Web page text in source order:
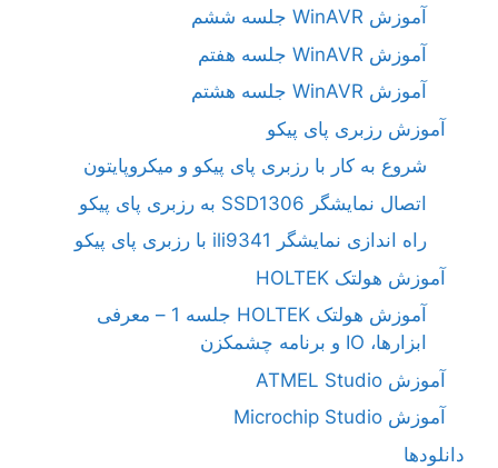
آموزش WinAVR جلسه ششم
آموزش WinAVR جلسه هفتم
آموزش WinAVR جلسه هشتم
آموزش رزبری پای پیکو
شروع به کار با رزبری پای پیکو و میکروپایتون
اتصال نمایشگر SSD1306 به رزبری پای پیکو
راه اندازی نمایشگر ili9341 با رزبری پای پیکو
آموزش هولتک HOLTEK
آموزش هولتک HOLTEK جلسه 1 – معرفی
ابزارها، IO و برنامه چشمکزن
آموزش ATMEL Studio
آموزش Microchip Studio
دانلودها